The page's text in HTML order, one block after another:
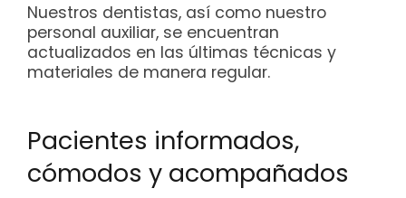
Nuestros dentistas, así como nuestro
personal auxiliar, se encuentran
actualizados en las últimas técnicas y
materiales de manera regular.
Pacientes informados,
cómodos y acompañados